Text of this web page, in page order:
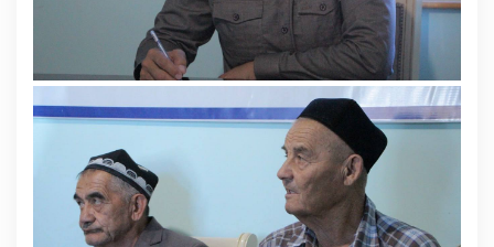
Aholi bandligini ta'minlash
Deputatlar faoliyati